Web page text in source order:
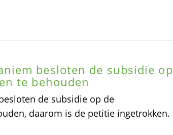
besloten de subsidie op
te behouden
de subsidie op de
daarom is de petitie ingetrokken.